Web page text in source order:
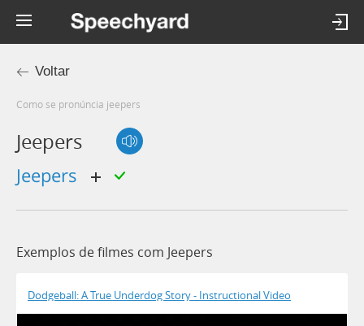
Voltar
Como se pronúncia jeepers
Jeepers
jeepers
Exemplos de filmes com Jeepers
Dodgeball: A True Underdog Story - Instructional Video